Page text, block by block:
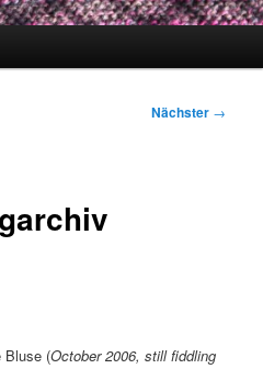
Nächster →
Bluse (October 2006, still fiddling